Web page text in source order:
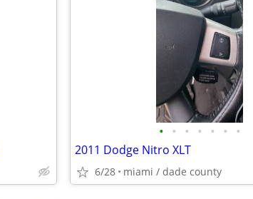
• • • • • • •
2011 Dodge Nitro XLT
6/28 miami / dade county